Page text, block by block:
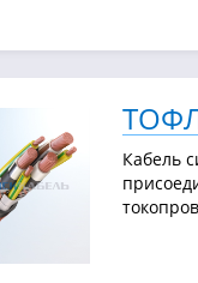
Кабель